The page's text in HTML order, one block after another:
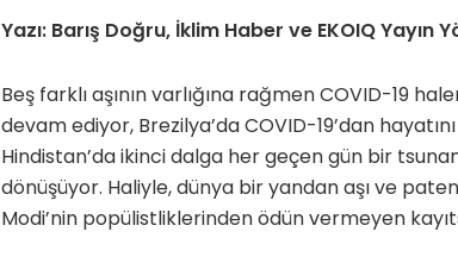
Yazı: Barış Doğru, İklim Haber ve EKOIQ Yayın
Beş farklı aşının varlığına rağmen COVID-19
devam ediyor, Brezilya’da COVID-19’dan
Hindistan’da ikinci dalga her geçen gün bir
dönüşüyor. Haliyle, dünya bir yandan aşı ve
Modi’nin popülistliklerinden ödün vermeyen